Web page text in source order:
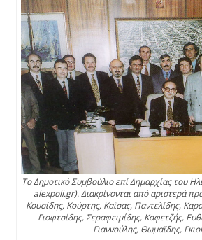
Το Δημοτικό Συμβούλιο επί Δημαρχίας του
alexpoli.gr). Διακρίνονται από αριστερά
Κουσίδης, Κούρτης, Καϊσας, Παντελίδης,
Γιοφτσίδης, Σεραφειμίδης, Καφετζής,
Γιαννούλης, Θωμαϊδης,